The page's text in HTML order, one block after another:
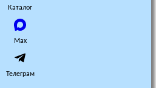
Каталог
Max
Телеграм